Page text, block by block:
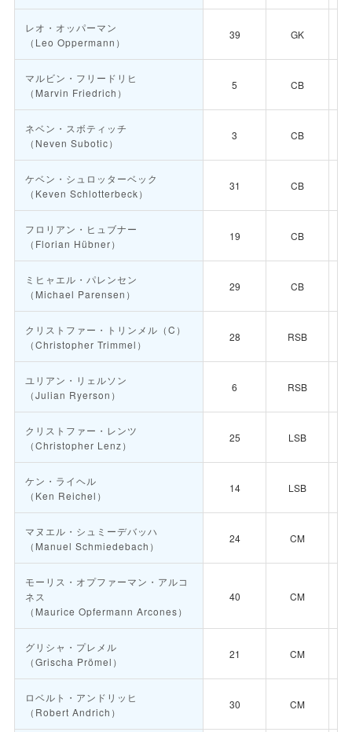
レオ・オッパーマン
（Leo Oppermann）
39 GK
マルビン・フリードリヒ
（Marvin Friedrich）
5 CB
ネベン・スボティッチ
（Neven Subotic）
3 CB
ケベン・シュロッターベック
（Keven Schlotterbeck）
31 CB
フロリアン・ヒュブナー
（Florian Hübner）
19 CB
ミヒャエル・パレンセン
（Michael Parensen）
29 CB
クリストファー・トリンメル （C）
（Christopher Trimmel）
28 RSB
ユリアン・リェルソン
（Julian Ryerson）
6 RSB
クリストファー・レンツ
（Christopher Lenz）
25 LSB
ケン・ライヘル
（Ken Reichel）
14 LSB
マヌエル・シュミーデバッハ
（Manuel Schmiedebach）
24 CM
モーリス・オプファーマン・アルコ
ネス
（Maurice Opfermann Arcones）
40 CM
グリシャ・プレメル
（Grischa Prömel）
21 CM
ロベルト・アンドリッヒ
（Robert Andrich）
30 CM